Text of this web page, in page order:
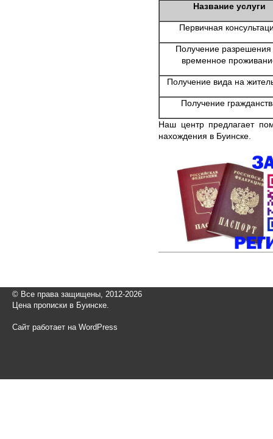
Название услуги
Первичная
Получение разрешения
временное
Получение вида на
Получение
Наш центр предлагает
нахождения в Буинске.
© Все права защищены, 2012-2026
Цена прописки в Буинске.
Сайт работает на WordPress